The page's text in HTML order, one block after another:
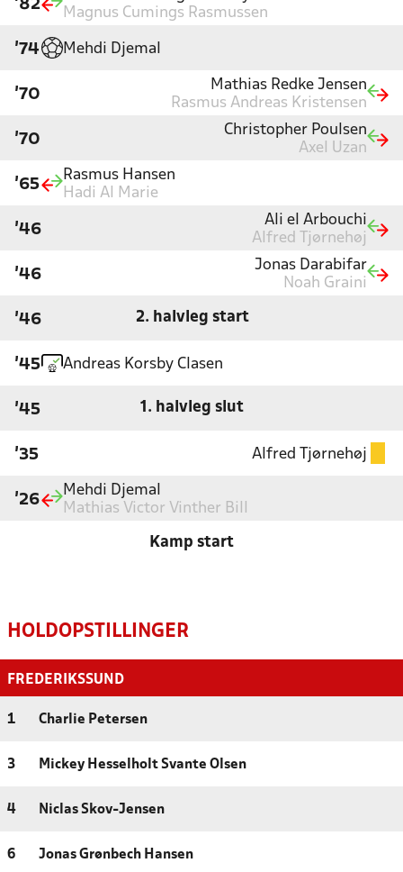
'82
Magnus Cumings Rasmussen
'74 Mehdi Djemal
'70
Mathias Redke Jensen
Rasmus Andreas Kristensen
'70
Christopher Poulsen
Axel Uzan
'65
Rasmus Hansen
Hadi Al Marie
'46
Ali el Arbouchi
Alfred Tjørnehøj
'46
Jonas Darabifar
Noah Graini
'46 2. halvleg start
'45 Andreas Korsby Clasen
'45 1. halvleg slut
'35 Alfred Tjørnehøj
'26
Mehdi Djemal
Mathias Victor Vinther Bill
Kamp start
HOLDOPSTILLINGER
FREDERIKSSUND
1 Charlie Petersen
3 Mickey Hesselholt Svante Olsen
4 Niclas Skov-Jensen
6 Jonas Grønbech Hansen